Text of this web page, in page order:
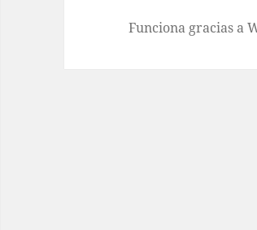
Funciona gracias a